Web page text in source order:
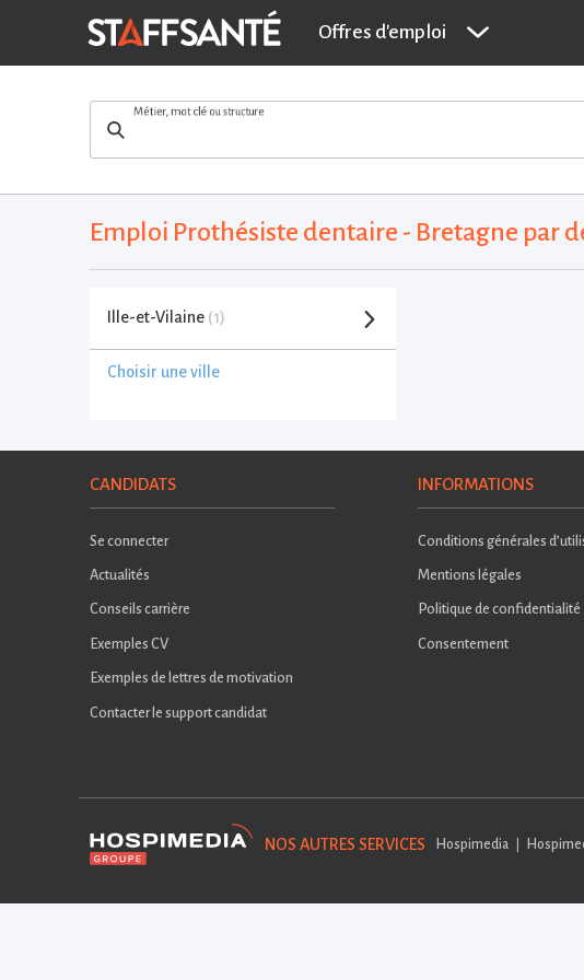
Offres d'emploi
Métier, mot clé ou structure
Emploi Prothésiste dentaire - Bretagne par
Ille-et-Vilaine (1)
Choisir une ville
CANDIDATS
Se connecter
Actualités
Conseils carrière
Exemples CV
Exemples de lettres de motivation
Contacter le support candidat
INFORMATIONS
Conditions générales
Mentions légales
Politique de confidentialité
Consentement
NOS AUTRES SERVICES Hospimedia